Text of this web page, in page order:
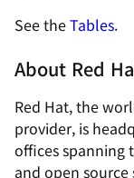
See theTables.
About Red
Red Hat, the
provider, is
offices spanning
and open